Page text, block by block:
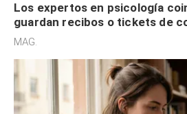
Los expertos en psicología
guardan recibos o tickets de
son acumuladores, sino que
MAG.